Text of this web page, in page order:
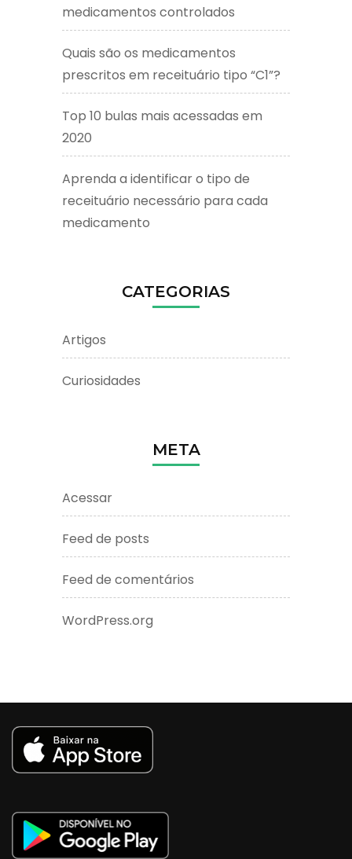
medicamentos controlados
Quais são os medicamentos
prescritos em receituário tipo “C1”?
Top 10 bulas mais acessadas em
2020
Aprenda a identificar o tipo de
receituário necessário para cada
medicamento
CATEGORIAS
Artigos
Curiosidades
META
Acessar
Feed de posts
Feed de comentários
WordPress.org